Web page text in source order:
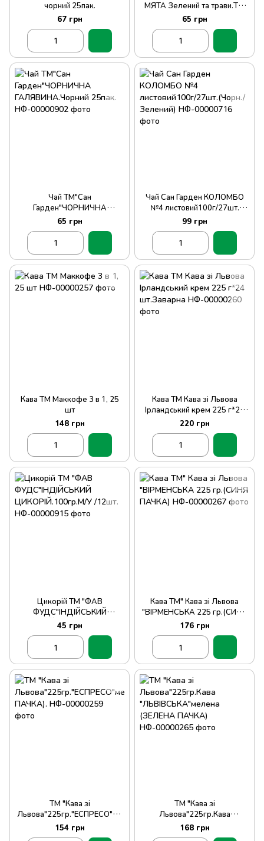
чорний 25пак.
67 грн
МЯТА Зелений та трави.ТМ
Сан Гарден
65 грн
Чай ТМ"Сан
Гарден"ЧОРНИЧНА
ГАЛЯВИНА.Чорний 25пак.
65 грн
Чай Сан Гарден КОЛОМБО
№4 листовий100г/27шт.
(Чорн./Зелений)
99 грн
Кава ТМ Маккофе 3 в 1, 25
шт
148 грн
Кава ТМ Кава зі Львова
Ірландський крем 225 г*24
шт.Заварна
220 грн
Цикорій ТМ "ФАВ
ФУДС"ІНДІЙСЬКИЙ
ЦИКОРІЙ.100гр.М/У /12шт.
45 грн
Кава ТМ" Кава зі Львова
"ВІРМЕНСЬКА 225 гр.(СИНЯ
ПАЧКА)
176 грн
ТМ "Кава зі
Львова"225гр."ЕСПРЕСО"ме
лена(ЧЕРВОНА ПАЧКА).
154 грн
ТМ "Кава зі
Львова"225гр.Кава
"ЛЬВІВСЬКА"мелена
(ЗЕЛЕНА ПАЧКА)
168 грн